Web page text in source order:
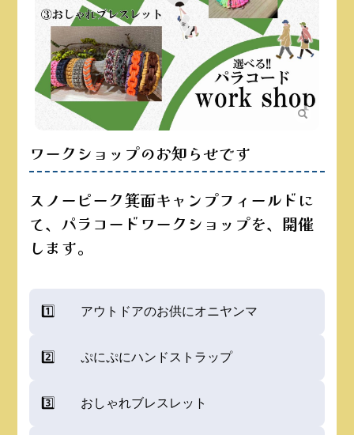
ワークショップのお知らせです
スノーピーク箕面キャンプフィールドに
て、パラコードワークショップを、開催
します。
1️⃣ アウトドアのお供にオニヤンマ
2️⃣ ぷにぷにハンドストラップ
3️⃣ おしゃれブレスレット